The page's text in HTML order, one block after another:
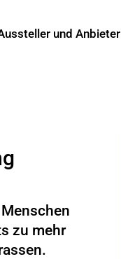
und Anbieter
zu mehr